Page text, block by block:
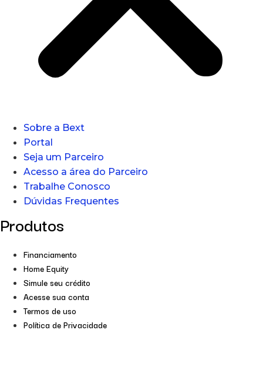
Sobre a Bext
Portal
Seja um Parceiro
Acesso a área do Parceiro
Trabalhe Conosco
Dúvidas Frequentes
Produtos
Financiamento
Home Equity
Simule seu crédito
Acesse sua conta
Termos de uso
Política de Privacidade